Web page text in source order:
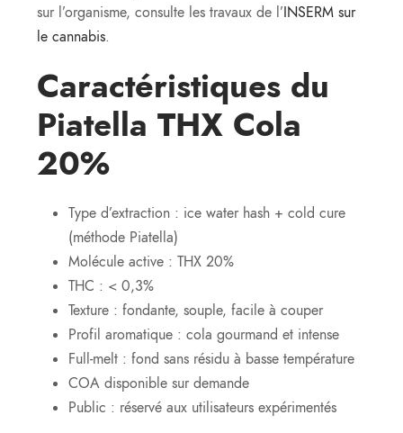
sur l’organisme, consulte les travaux de l’INSERM sur
le cannabis.
Caractéristiques du
Piatella THX Cola
20%
Type d’extraction : ice water hash + cold cure
(méthode Piatella)
Molécule active : THX 20%
THC : < 0,3%
Texture : fondante, souple, facile à couper
Profil aromatique : cola gourmand et intense
Full-melt : fond sans résidu à basse température
COA disponible sur demande
Public : réservé aux utilisateurs expérimentés